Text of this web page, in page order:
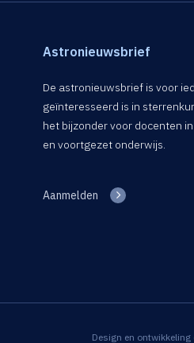
Astronieuwsbrief
De astronieuwsbrief is voor
geïnteresseerd is in
het bijzonder voor docenten
en voortgezet onderwijs.
Aanmelden
Design en ontwikkeling